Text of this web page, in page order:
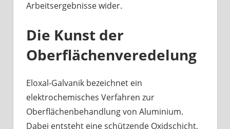
Arbeitsergebnisse wider.
Die Kunst der
Oberflächenveredelung
Eloxal-Galvanik bezeichnet ein
elektrochemisches Verfahren zur
Oberflächenbehandlung von Aluminium.
Dabei entsteht eine schützende Oxidschicht,